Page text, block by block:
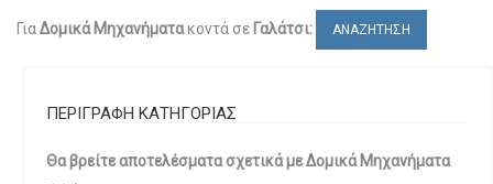
ΓιαΔομικά Μηχανήματακοντά σε Γαλάτσι: ΑΝΑΖΗΤΗΣΗ
ΠΕΡΙΓΡΑΦΗ ΚΑΤΗΓΟΡΙΑΣ
Θα βρείτε αποτελέσματα σχετικά με Δομικά Μηχανήματα